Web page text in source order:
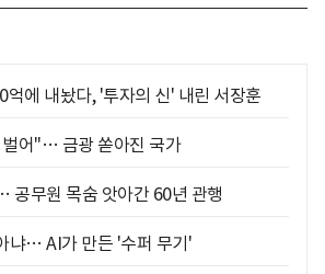
억에 내놨다, '투자의 신' 내린 서장훈
어"… 금광 쏟아진 국가
공무원 목숨 앗아간 60년 관행
냐… AI가 만든 '수퍼 무기'